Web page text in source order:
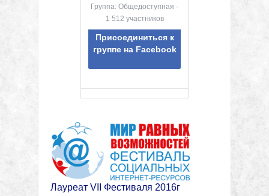
Группа: Общедоступная ·
1 512 участников
Присоединиться к
группе на Facebook
Лауреат VII Фестиваля 2016г